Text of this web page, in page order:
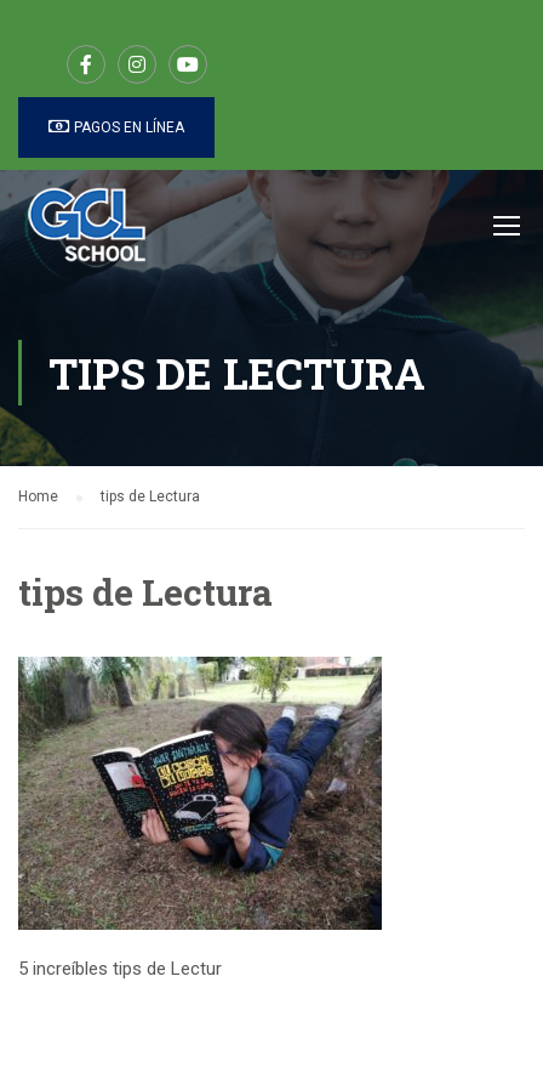
PAGOS EN LÍNEA
TIPS DE LECTURA
Home tips de Lectura
tips de Lectura
5 increíbles tips de Lectur